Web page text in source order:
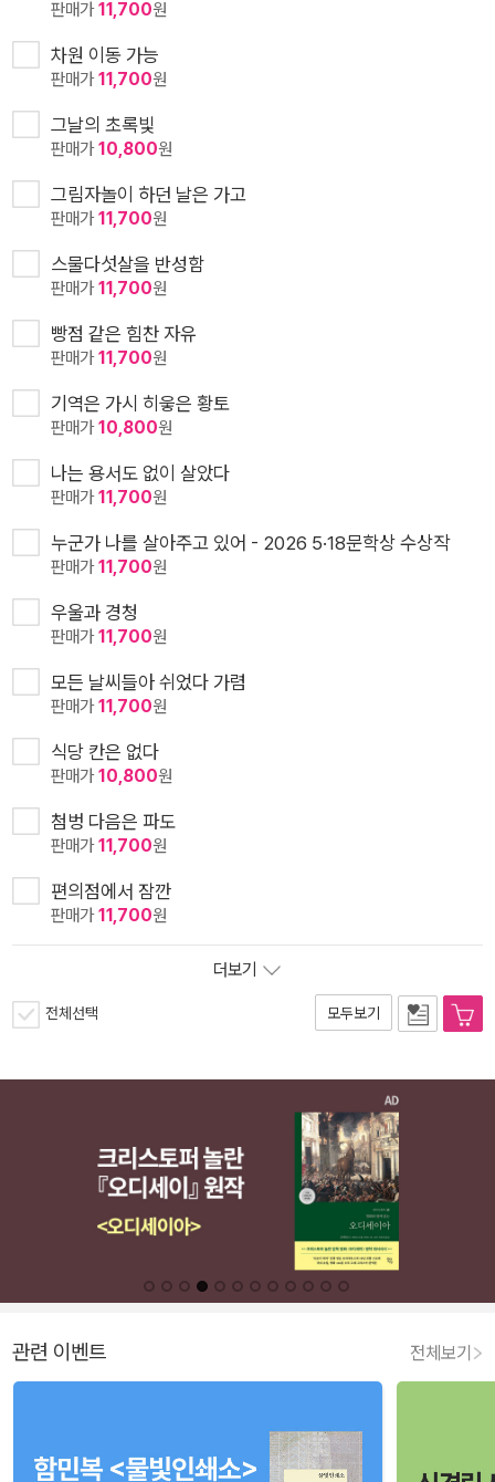
판매가11,700원
차원 이동 가능
판매가11,700원
그날의 초록빛
판매가10,800원
그림자놀이 하던 날은 가고
판매가11,700원
스물다섯살을 반성함
판매가11,700원
빵점 같은 힘찬 자유
판매가11,700원
기역은 가시 히읗은 황토
판매가10,800원
나는 용서도 없이 살았다
판매가11,700원
누군가 나를 살아주고 있어 - 2026 5·18문학상 수상작
판매가11,700원
우울과 경청
판매가11,700원
모든 날씨들아 쉬었다 가렴
판매가11,700원
식당 칸은 없다
판매가10,800원
첨벙 다음은 파도
판매가11,700원
편의점에서 잠깐
판매가11,700원
더보기
전체선택 모두보기
관련 이벤트 전체보기